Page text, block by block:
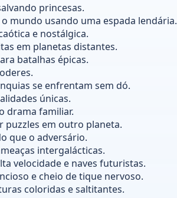
princesas.
mundo usando uma espada lendária.
e nostálgica.
em planetas distantes.
batalhas épicas.
se enfrentam sem dó.
únicas.
drama familiar.
puzzles em outro planeta.
que o adversário.
intergalácticas.
velocidade e naves futuristas.
e cheio de tique nervoso.
coloridas e saltitantes.